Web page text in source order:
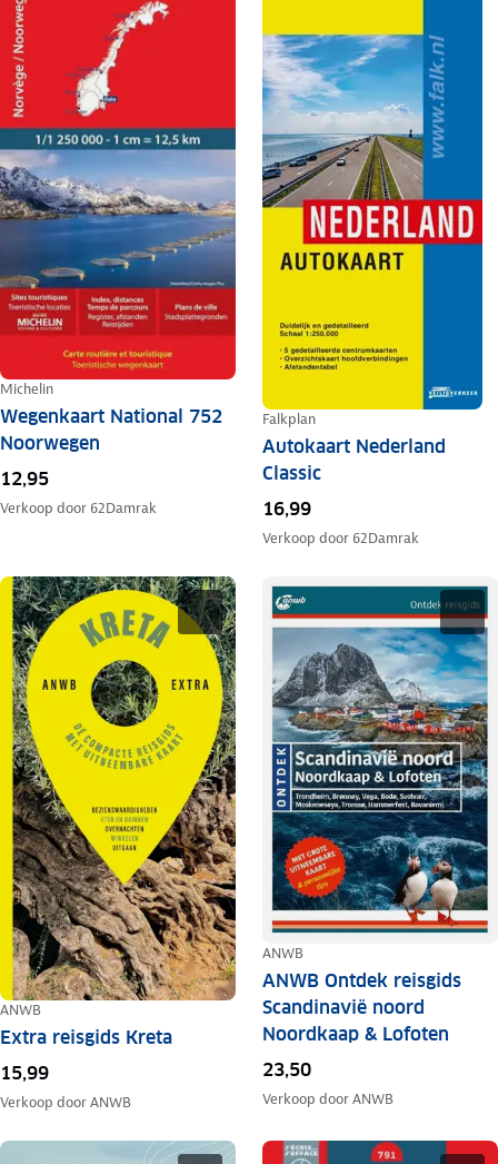
Michelin
Wegenkaart National 752
Noorwegen
12,95
Verkoop door 62Damrak
Falkplan
Autokaart Nederland
Classic
16,99
Verkoop door 62Damrak
ANWB
Extra reisgids Kreta
15,99
Verkoop doorANWB
ANWB
ANWB Ontdek reisgids
Scandinavië noord
Noordkaap & Lofoten
23,50
Verkoop doorANWB